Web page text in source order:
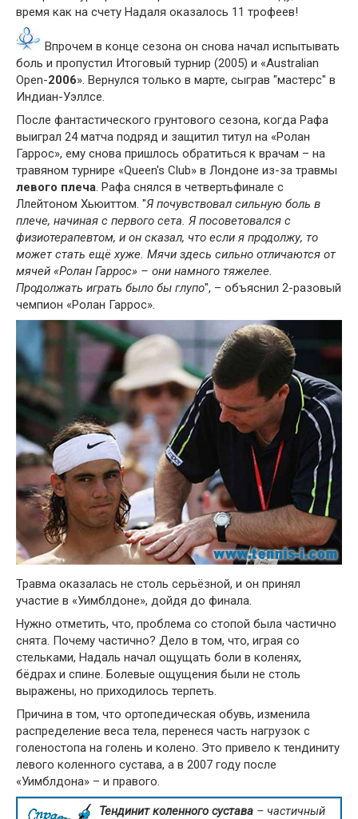
время как на счету Надаля оказалось 11 трофеев!
Впрочем в конце сезона он снова начал испытывать
боль и пропустил Итоговый турнир (2005) и «Australian
Open-2006». Вернулся только в марте, сыграв "мастерс" в
Индиан-Уэллсе.
После фантастического грунтового сезона, когда Рафа
выиграл 24 матча подряд и защитил титул на «Ролан
Гаррос», ему снова пришлось обратиться к врачам – на
травяном турнире «Queen's Club» в Лондоне из-за травмы
левого плеча. Рафа снялся в четвертьфинале с
Ллейтоном Хьюиттом. "Я почувствовал сильную боль в
плече, начиная с первого сета. Я посоветовался с
физиотерапевтом, и он сказал, что если я продолжу, то
может стать ещё хуже. Мячи здесь сильно отличаются от
мячей «Ролан Гаррос» – они намного тяжелее.
Продолжать играть было бы глупо", – объяснил 2-разовый
чемпион «Ролан Гаррос».
Травма оказалась не столь серьёзной, и он принял
участие в «Уимблдоне», дойдя до финала.
Нужно отметить, что, проблема со стопой была частично
снята. Почему частично? Дело в том, что, играя со
стельками, Надаль начал ощущать боли в коленях,
бёдрах и спине. Болевые ощущения были не столь
выражены, но приходилось терпеть.
Причина в том, что ортопедическая обувь, изменила
распределение веса тела, перенеся часть нагрузок с
голеностопа на голень и колено. Это привело к тендиниту
левого коленного сустава, а в 2007 году после
«Уимблдона» – и правого.
Тендинит коленного сустава – частичный